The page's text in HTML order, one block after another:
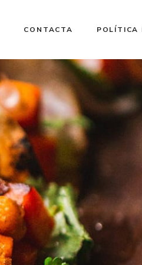
CONTACTA POLÍTICA